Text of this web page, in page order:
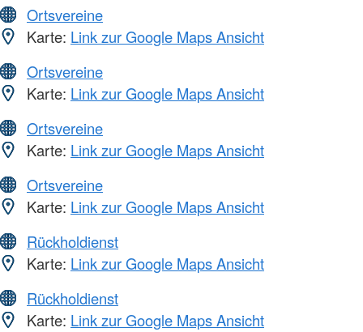
Ortsvereine
Karte: Link zur Google Maps Ansicht
Ortsvereine
Karte: Link zur Google Maps Ansicht
Ortsvereine
Karte: Link zur Google Maps Ansicht
Ortsvereine
Karte: Link zur Google Maps Ansicht
Rückholdienst
Karte: Link zur Google Maps Ansicht
Rückholdienst
Karte: Link zur Google Maps Ansicht